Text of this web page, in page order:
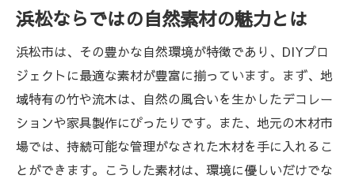
浜松ならではの自然素材の魅力とは
浜松市は、その豊かな自然環境が特徴であり、DIYプロ
ジェクトに最適な素材が豊富に揃っています。まず、地
域特有の竹や流木は、自然の風合いを生かしたデコレー
ションや家具製作にぴったりです。また、地元の木材市
場では、持続可能な管理がなされた木材を手に入れるこ
とができます。こうした素材は、環境に優しいだけでな